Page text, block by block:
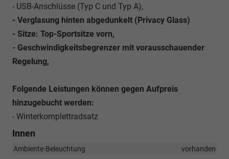
- USB-Anschlüsse (Typ C und Typ A),
- Verglasung hinten abgedunkelt (Privacy Glass)
- Sitze: Top-Sportsitze vorn,
- Geschwindigkeitsbegrenzer mit vorausschauender
Regelung,
Folgende Leistungen können gegen Aufpreis
hinzugebucht werden:
- Winterkomplettradsatz
Innen
Ambiente-Beleuchtung
vorhanden